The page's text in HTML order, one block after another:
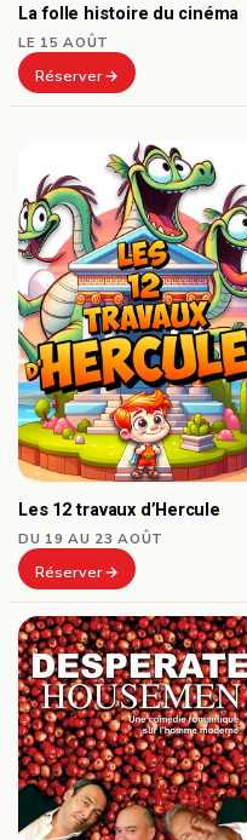
La folle histoire du cinéma
LE 15 AOÛT
Réserver
Les 12 travaux d’Hercule
DU 19 AU 23 AOÛT
Réserver